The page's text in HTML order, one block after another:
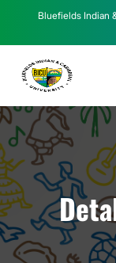
Bluefields Indian